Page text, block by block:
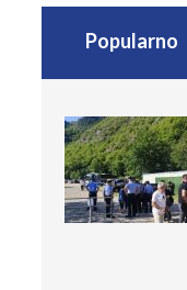
Popularno